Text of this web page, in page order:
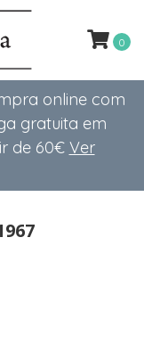
online com
gratuita em
de 60€ Ver
0